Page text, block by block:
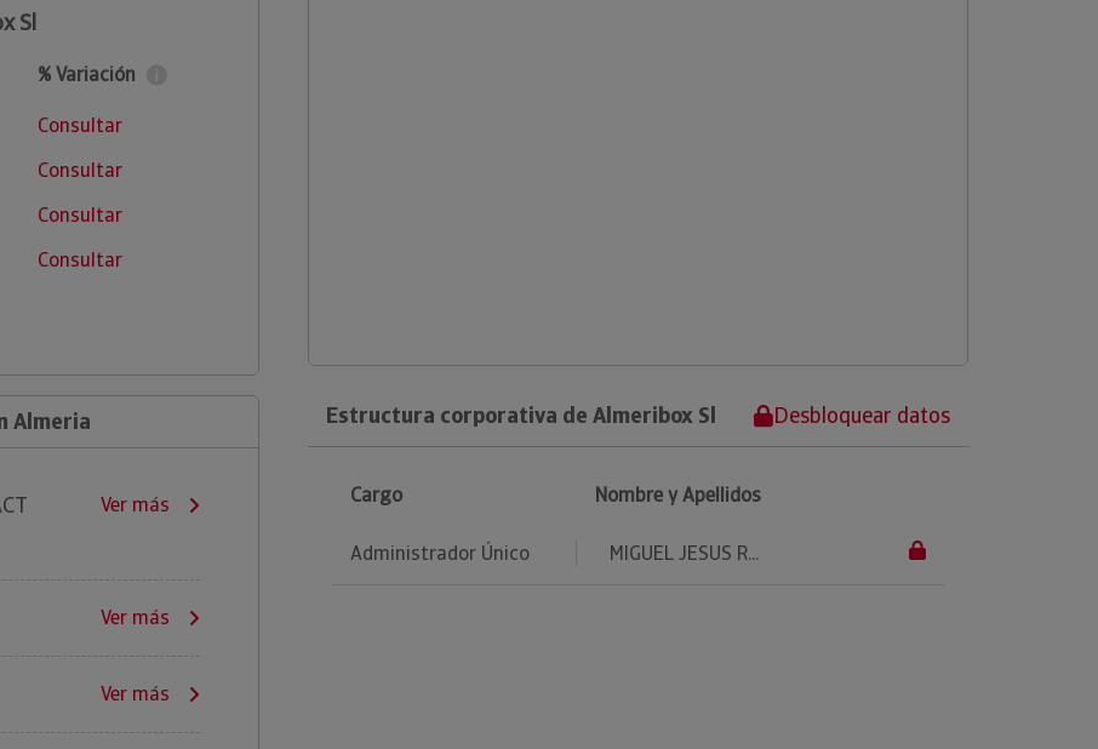
Sl
% Variación
Consultar
Consultar
Consultar
Consultar
Almeria
Ver más
Ver más
Ver más
Estructura corporativa de Almeribox Sl Desbloquear datos
Cargo Nombre y Apellidos
Administrador Único MIGUEL JESUS R...